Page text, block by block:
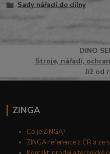
Sady nářadí do dílny
DINO
Stroje, nářadí,
Již od
ZINGA
Co je ZINGA?
ZINGA reference z ČR a ze